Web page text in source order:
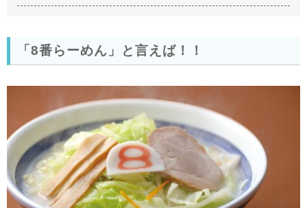
「8番らーめん」と言えば！！